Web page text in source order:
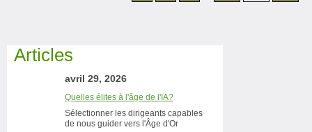
Articles
avril 29, 2026
Quelles élites à l'âge de l'IA?
Sélectionner les dirigeants capables
de nous guider vers l'Âge d'Or